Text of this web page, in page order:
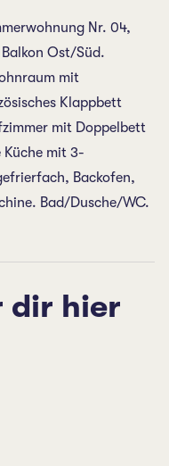
Nr. 04,
Ost/Süd.
mit
Klappbett
mit Doppelbett
Küche mit 3-
Backofen,
Bad/Dusche/WC.
dir hier